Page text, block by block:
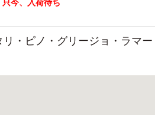
只今、入荷待ち
・ピノ・グリージョ・ラマー